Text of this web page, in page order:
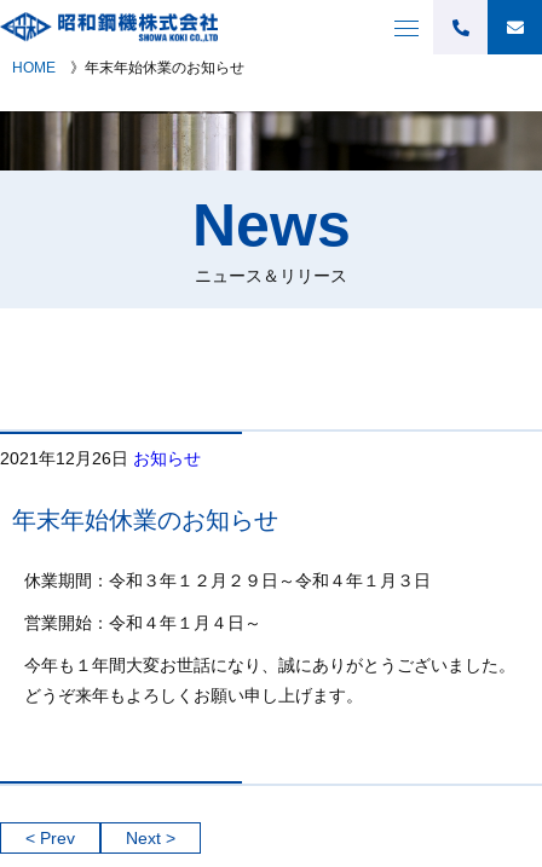
HOME 》 年末年始休業のお知らせ
News
ニュース＆リリース
2021年12月26日 お知らせ
年末年始休業のお知らせ
休業期間：令和３年１２月２９日～令和４年１月３日
営業開始：令和４年１月４日～
今年も１年間大変お世話になり、誠にありがとうございました。
どうぞ来年もよろしくお願い申し上げます。
< Prev Next >